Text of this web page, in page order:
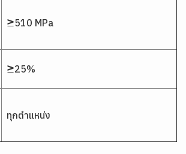
≥510 MPa
≥25%
ทุกตำแหน่ง